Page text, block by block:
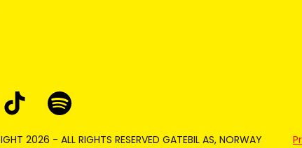
2026 - ALL RIGHTS RESERVED GATEBIL AS, NORWAY